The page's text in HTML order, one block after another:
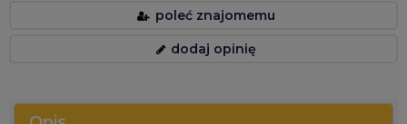
poleć znajomemu
dodaj opinię